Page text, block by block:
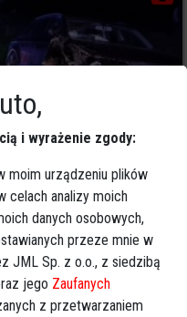
Region
Artykuły teraz w
i wyrażenie zgody:
moim urządzeniu plików
celach analizy moich
danych osobowych,
przeze mnie w
JML Sp. z o.o., z siedzibą
jego Zaufanych
z przetwarzaniem